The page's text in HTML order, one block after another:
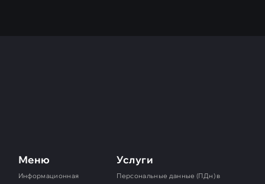
Меню
Информационная
Услуги
Персональные данные (ПДн) в